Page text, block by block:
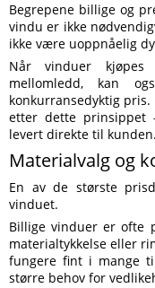
Begrepene billige og
vindu er ikke
ikke være uoppnåelig
Når vinduer
mellomledd, kan
konkurransedyktig
etter dette prinsippet
levert direkte til kunden.
Materialvalg og
En av de største
vinduet.
Billige vinduer er ofte
materialtykkelse eller
fungere fint i mange
større behov for